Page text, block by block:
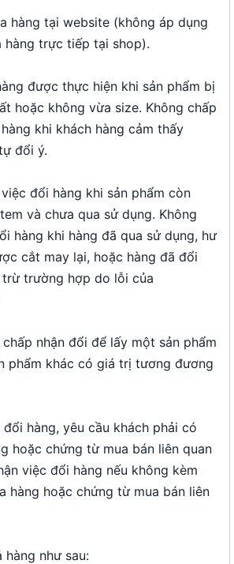
hàng tại website (không áp dụng
hàng trực tiếp tại shop).
được thực hiện khi sản phẩm bị
hoặc không vừa size. Không chấp
khi khách hàng cảm thấy
đổi ý.
đổi hàng khi sản phẩm còn
và chưa qua sử dụng. Không
hàng khi hàng đã qua sử dụng, hư
cắt may lại, hoặc hàng đã đổi
trường hợp do lỗi của
nhận đổi để lấy một sản phẩm
phẩm khác có giá trị tương đương
hàng, yêu cầu khách phải có
hoặc chứng từ mua bán liên quan
việc đổi hàng nếu không kèm
hàng hoặc chứng từ mua bán liên
như sau: